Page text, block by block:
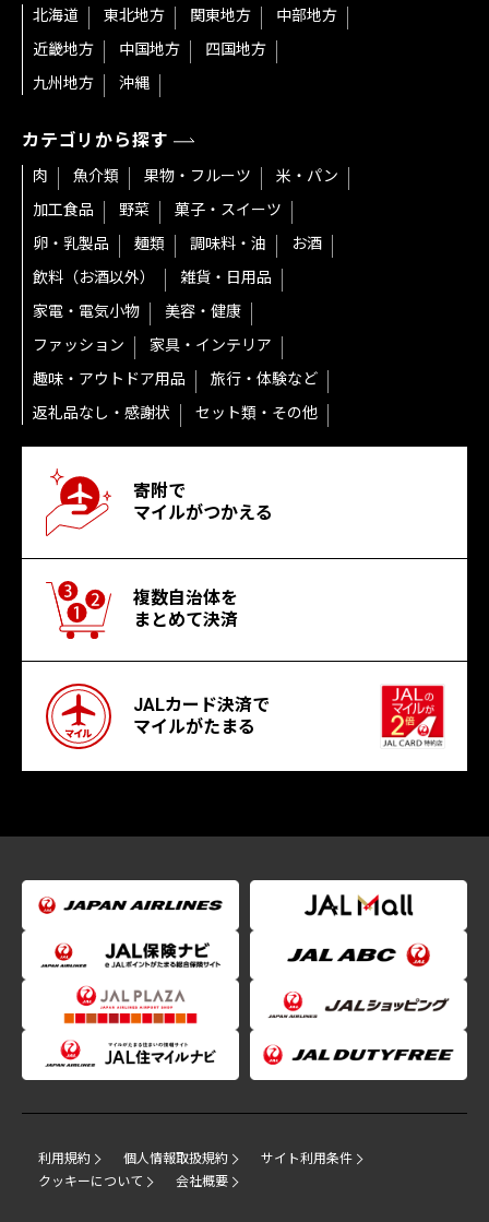
北海道 東北地方 関東地方
中部地方
近畿地方
中国地方
四国地方
九州地方
沖縄
カテゴリから探す
肉 魚介類 果物・フルーツ
米・パン
加工食品
野菜
菓子・スイーツ
卵・乳製品
麺類 調味料・油
お酒
飲料（お酒以外）
雑貨・日用品
家電・電気小物
美容・健康
ファッション
家具・インテリア
趣味・アウトドア用品
旅行・体験など
返礼品なし・感謝状
セット類・その他
寄附で
マイルがつかえる
複数自治体を
まとめて決済
JALカード決済で
マイルがたまる
利用規約 個人情報取扱規約
サイト利用条件
クッキーについて
会社概要